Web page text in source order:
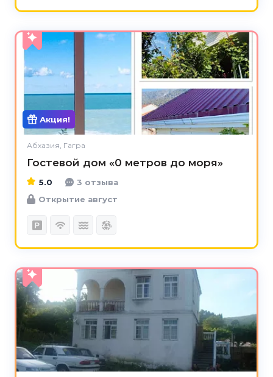
Акция!
Абхазия, Гагра
Гостевой дом «0 метров до моря»
5.0
5.0
3 отзыва
Открытие август